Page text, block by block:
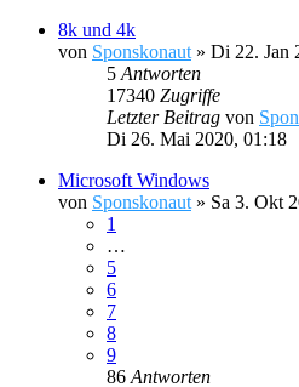
8k und 4k
von Sponskonaut » Di 22. Jan
5 Antworten
17340 Zugriffe
Letzter Beitrag von
Di 26. Mai 2020, 01:18
Microsoft Windows
von Sponskonaut » Sa 3. Okt
1
…
5
6
7
8
9
86 Antworten